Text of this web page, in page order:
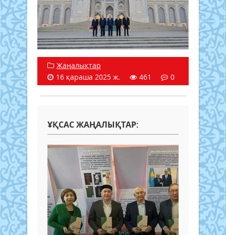
Жаңалықтар
16 қараша 2025 ж.
461 0
ҰҚСАС ЖАҢАЛЫҚТАР: